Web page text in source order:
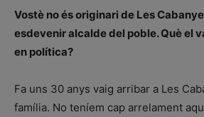
Vostè no és originari de Les
esdevenir alcalde del poble. Què el
en política?
Fa uns 30 anys vaig arribar a Les
família. No teníem cap arrelament